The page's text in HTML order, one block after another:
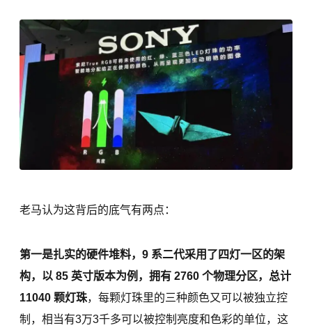
老马认为这背后的底气有两点：
第一是扎实的硬件堆料，9 系二代采用了四灯一区的架
构，以 85 英寸版本为例，拥有 2760 个物理分区，总计
11040 颗灯珠，每颗灯珠里的三种颜色又可以被独立控
制，相当有3万3千多可以被控制亮度和色彩的单位，这